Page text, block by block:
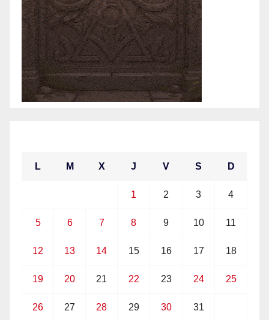
L M X J V S D
1 2 3 4
5 6 7 8 9 10 11
12 13 14 15 16 17 18
19 20 21 22 23 24 25
26 27 28 29 30 31